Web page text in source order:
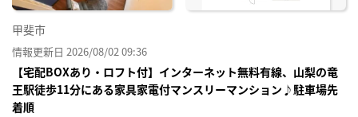
甲斐市
情報更新日 2026/08/02 09:36
【宅配BOXあり・ロフト付】インターネット無料有線、山梨の竜
王駅徒歩11分にある家具家電付マンスリーマンション♪駐車場先
着順